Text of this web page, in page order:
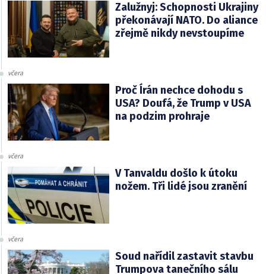
Zalužnyj: Schopnosti Ukrajiny
překonávají NATO. Do aliance
zřejmě nikdy nevstoupíme
včera
Proč Írán nechce dohodu s
USA? Doufá, že Trump v USA
na podzim prohraje
včera
V Tanvaldu došlo k útoku
nožem. Tři lidé jsou zranění
včera
Soud nařídil zastavit stavbu
Trumpova tanečního sálu